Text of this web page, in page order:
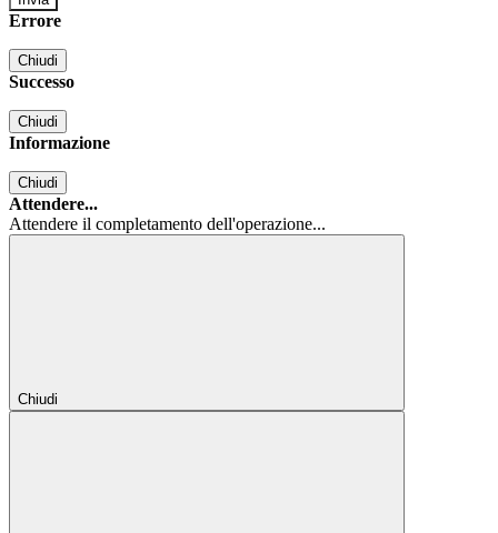
Errore
Chiudi
Successo
Chiudi
Informazione
Chiudi
Attendere...
Attendere il completamento dell'operazione...
Chiudi